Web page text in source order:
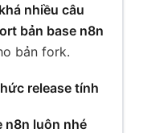
khá nhiều câu
bản base n8n
bản fork.
release tính
n8n luôn nhé